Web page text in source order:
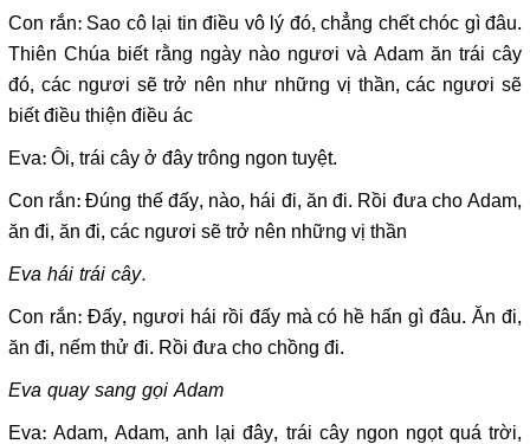
Con rắn: Sao cô lại tin điều vô lý đó, chẳng chết chóc gì đâu.
Thiên Chúa biết rằng ngày nào ngươi và Adam ăn trái cây
đó, các ngươi sẽ trở nên như những vị thần, các ngươi sẽ
biết điều thiện điều ác
Eva: Ôi, trái cây ở đây trông ngon tuyệt.
Con rắn: Đúng thế đấy, nào, hái đi, ăn đi. Rồi đưa cho Adam,
ăn đi, ăn đi, các ngươi sẽ trở nên những vị thần
Eva hái trái cây.
Con rắn: Đấy, ngươi hái rồi đấy mà có hề hấn gì đâu. Ăn đi,
ăn đi, nếm thử đi. Rồi đưa cho chồng đi.
Eva quay sang gọi Adam
Eva: Adam, Adam, anh lại đây, trái cây ngon ngọt quá trời,